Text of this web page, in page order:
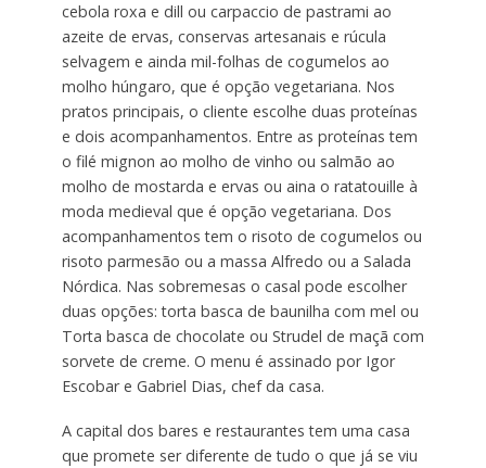
cebola roxa e dill ou carpaccio de pastrami ao
azeite de ervas, conservas artesanais e rúcula
selvagem e ainda mil-folhas de cogumelos ao
molho húngaro, que é opção vegetariana. Nos
pratos principais, o cliente escolhe duas proteínas
e dois acompanhamentos. Entre as proteínas tem
o filé mignon ao molho de vinho ou salmão ao
molho de mostarda e ervas ou aina o ratatouille à
moda medieval que é opção vegetariana. Dos
acompanhamentos tem o risoto de cogumelos ou
risoto parmesão ou a massa Alfredo ou a Salada
Nórdica. Nas sobremesas o casal pode escolher
duas opções: torta basca de baunilha com mel ou
Torta basca de chocolate ou Strudel de maçã com
sorvete de creme. O menu é assinado por Igor
Escobar e Gabriel Dias, chef da casa.
A capital dos bares e restaurantes tem uma casa
que promete ser diferente de tudo o que já se viu